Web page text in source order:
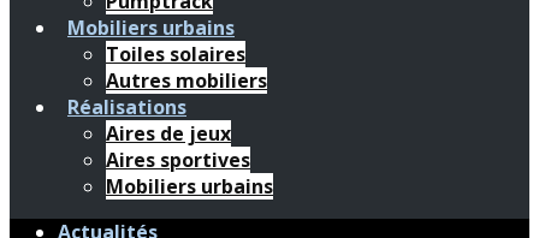
Mobiliers urbains
Toiles solaires
Autres mobiliers
Réalisations
Aires de jeux
Aires sportives
Mobiliers urbains
Actualités